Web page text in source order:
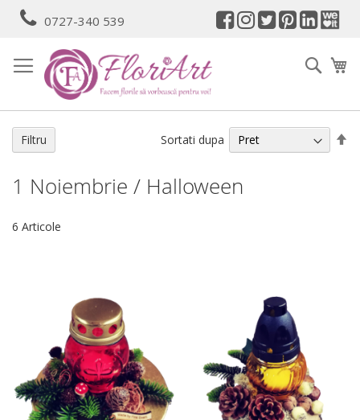
Mergeti
0727-340 539
1 Noiembrie / Halloween
6 Articole
Sortati dupa
Filtru